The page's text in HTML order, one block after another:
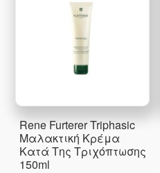
Rene Furterer Triphasic
Μαλακτική Κρέμα
Κατά Της Τριχόπτωσης
150ml